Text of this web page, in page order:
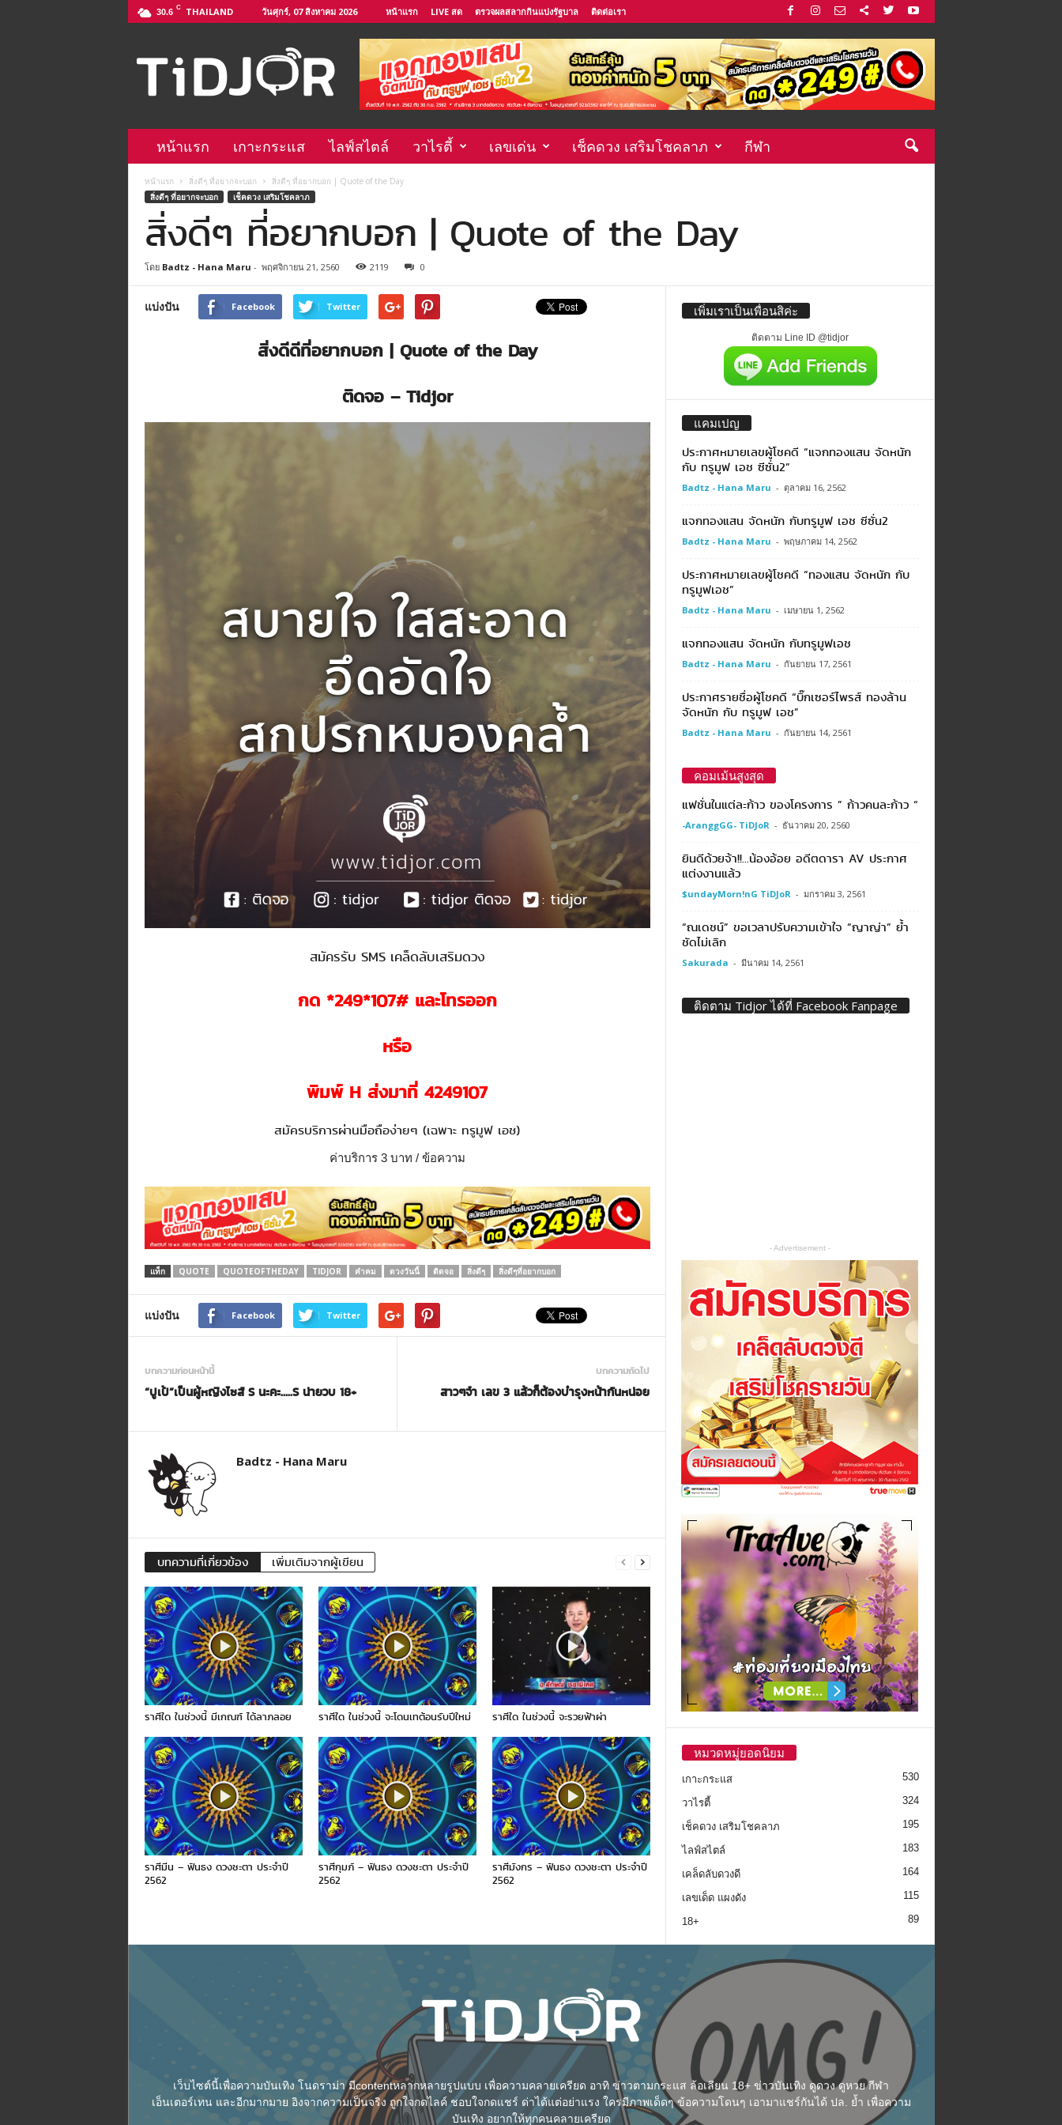
30.6 C THAILAND วันศุกร์, 07 สิงหาคม 2026 หน้าแรก LIVE สด ตรวจผลสลากกินแบ่งรัฐบาล ติดต่อเรา
:
หน้าแรก เกาะกระแส ไลฟ์สไตล์ วาไรตี้ เลขเด่น เช็คดวง เสริมโชคลาภ กีฬา
หน้าแรก สิ่งดีๆ ที่อยากจะบอก
สิ่งดีๆ ที่อยากบอก | Quote of the Day
สิ่งดีๆ ที่อยากจะบอก
เช็คดวง เสริมโชคลาภ
สิ่งดีๆ ที่อยากบอก | Quote of the Day
โดย Badtz - Hana Maru - พฤศจิกายน 21, 2560 2119 0
แบ่งปัน Facebook Twitter
สิ่งดีดีที่อยากบอก | Quote of the Day
ติดจอ – Tidjor
สมัครรับ SMS เคล็ดลับเสริมดวง
กด *249*107# และโทรออก
หรือ
พิมพ์H ส่งมาที่ 4249107
สมัครบริการผ่านมือถือง่ายๆ (เฉพาะ ทรูมูฟ เอช)
ค่าบริการ 3 บาท / ข้อความ
แท็ก QUOTE QUOTEOFTHEDAY TIDJOR คำคม ดวงวันนี้ ติดจอ สิ่งดีๆ สิ่งดีๆที่อยากบอก
แบ่งปัน Facebook Twitter
บทความก่อนหน้านี้
“ปูเป้”เป็นผู้หญิงไซส์ S นะคะ…..S น่ายวบ 18+
บทความถัดไป
สาวๆจ๋า เลข 3 แล้วก็ต้องบำรุงหน้ากันหน่อย
Badtz - Hana Maru
บทความที่เกี่ยวข้อง เพิ่มเติมจากผู้เขียน
ราศีใด ในช่วงนี้ มีเกณฑ์ ได้ลาภลอย ราศีใด ในช่วงนี้ จะโดนเทต้อนรับปีใหม่ ราศีใด ในช่วงนี้ จะรวยฟ้าผ่า
ราศีมีน – ฟันธง ดวงชะตา ประจำปี
2562
ราศีกุมภ์ – ฟันธง ดวงชะตา ประจำปี
2562
ราศีมังกร – ฟันธง ดวงชะตา ประจำปี
2562
เพิ่มเราเป็นเพื่อนสิค่ะ
ติดตาม Line ID @tidjor
แคมเปญ
ประกาศหมายเลขผู้โชคดี “แจกทองแสน จัดหนัก
กับ ทรูมูฟ เอช ซีซั่น2”
Badtz - Hana Maru - ตุลาคม 16, 2562
แจกทองแสน จัดหนัก กับทรูมูฟ เอช ซีซั่น2
Badtz - Hana Maru - พฤษภาคม 14, 2562
ประกาศหมายเลขผู้โชคดี “ทองแสน จัดหนัก กับ
ทรูมูฟเอช”
Badtz - Hana Maru - เมษายน 1, 2562
แจกทองแสน จัดหนัก กับทรูมูฟเอช
Badtz - Hana Maru - กันยายน 17, 2561
ประกาศรายชื่อผู้โชคดี “บิ๊กเซอร์ไพรส์ ทองล้าน
จัดหนัก กับ ทรูมูฟ เอช”
Badtz - Hana Maru - กันยายน 14, 2561
คอมเม้นสูงสุด
แฟชั่นในแต่ละก้าว ของโครงการ ” ก้าวคนละก้าว “
-AranggGG- TiDJoR - ธันวาคม 20, 2560
ยินดีด้วยจ้า!!…น้องอ้อย อดีตดารา AV ประกาศ
แต่งงานแล้ว
$undayMorn!nG TiDJoR - มกราคม 3, 2561
“ณเดชน์” ขอเวลาปรับความเข้าใจ “ญาญ่า” ย้ำ
ชัดไม่เลิก
Sakurada - มีนาคม 14, 2561
ติดตาม Tidjor ได้ที่ Facebook Fanpage
- Advertisement -
หมวดหมู่ยอดนิยม
เกาะกระแส 530
วาไรตี้ 324
เช็คดวง เสริมโชคลาภ 195
ไลฟ์สไตล์ 183
เคล็ดลับดวงดี 164
เลขเด็ด แผงดัง 115
18+ 89
เว็บไซต์นี้เพื่อความบันเทิง โนดราม่า มีcontentหลากหลายรูปแบบ เพื่อความคลายเครียด อาทิ ข่าวตามกระแส ล้อเลียน 18+ ข่าวบันเทิง ดูดวง ดูหวย กีฬา
เอ็นเตอร์เทน และอีกมากมาย อิงจากความเป็นจริง ถูกใจกดไลค์ ชอบใจกดแชร์ ด่าได้แต่อย่าแรง ใครมีภาพเด็ดๆ ข้อความโดนๆ เอามาแชร์กันได้ ปล. ย้ำ เพื่อความ
บันเทิง อยากให้ทุกคนคลายเครียด